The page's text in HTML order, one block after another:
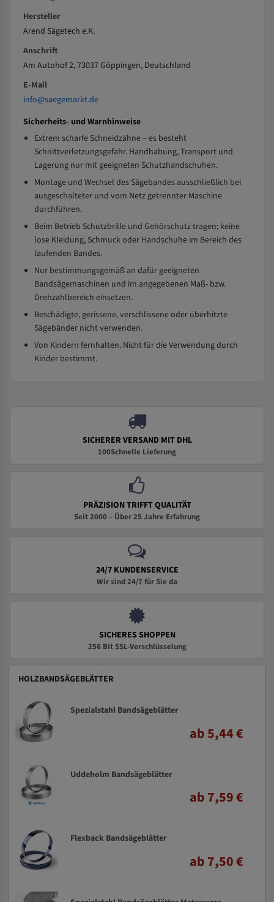
Hersteller
Arend Sägetech e.K.
Anschrift
Am Autohof 2, 73037 Göppingen, Deutschland
E-Mail
info@saegemarkt.de
Sicherheits- und Warnhinweise
Extrem scharfe Schneidzähne – es besteht
Schnittverletzungsgefahr. Handhabung, Transport und
Lagerung nur mit geeigneten Schutzhandschuhen.
Montage und Wechsel des Sägebandes ausschließlich bei
ausgeschalteter und vom Netz getrennter Maschine
durchführen.
Beim Betrieb Schutzbrille und Gehörschutz tragen; keine
lose Kleidung, Schmuck oder Handschuhe im Bereich des
laufenden Bandes.
Nur bestimmungsgemäß an dafür geeigneten
Bandsägemaschinen und im angegebenen Maß- bzw.
Drehzahlbereich einsetzen.
Beschädigte, gerissene, verschlissene oder überhitzte
Sägebänder nicht verwenden.
Von Kindern fernhalten. Nicht für die Verwendung durch
Kinder bestimmt.
SICHERER VERSAND MIT DHL
100Schnelle Lieferung
PRÄZISION TRIFFT QUALITÄT
Seit 2000 – Über 25 Jahre Erfahrung
24/7 KUNDENSERVICE
Wir sind 24/7 für Sie da
SICHERES SHOPPEN
256 Bit SSL-Verschlüsselung
HOLZBANDSÄGEBLÄTTER
Spezialstahl Bandsägeblätter
ab 5,44 €
Uddeholm Bandsägeblätter
ab 7,59 €
Flexback Bandsägeblätter
ab 7,50 €